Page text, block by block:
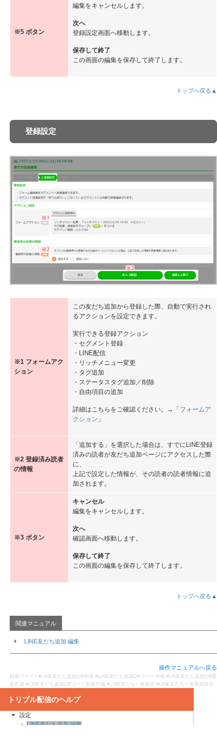
※5 ボタン
編集をキャンセルします。
次へ
登録設定画面へ移動します。
保存して終了
この画面の編集を保存して終了します。
トップへ戻る▲
登録設定
※1 フォームアク
ション
この友だち追加から登録した際、自動で実行され
るアクションを設定できます。
実行できる登録アクション
・セグメント登録
・LINE配信
・リッチメニュー変更
・タグ追加
・ステータスタグ追加／削除
・自由項目の追加
詳細はこちらをご確認ください。→「 フォームア
クション 」
※2 登録済み読者
の情報
「追加する」を選択した場合は、すでにLINE登録
済みの読者が友だち追加ページにアクセスした際
に、
上記で設定した情報が、その読者の読者情報に追
加されます。
※3 ボタン
キャンセル
編集をキャンセルします。
次へ
確認画面へ移動します。
保存して終了
この画面の編集を保存して終了します。
トップへ戻る▲
LINE友だち追加 編集
操作マニュアルへ戻る
検索ワード / #LINE友だち追加QR作成 #LINE友だち追加QRコード作成 #LINE友だち追加QR新
規作成 #LINE友だち追加QRコード新規作成 #LINE友だち一覧表示 #LINE友だち一覧画面表示
グループ作成 / 編集
編集 / 複製 / 削除
新規LINE友だち追加作成 / 一覧の見方
新規登録フォーム作成 / 一覧の見方
検索方法
一覧の見方/編集
配信対象から除外される仕組みについて
追加機能
LINEセミナー機能
セミナー 一覧
セミナー設定
自動通知
保存管理
タグ管理
自由項目
配信条件の作成手順
HTMLメールテンプレート
ページテンプレート
LINEアカウント登録済み友だちをエキスパに表示させる方法
顧客データベース設定
新規セグメント作成 / 一覧の見方
セグメント読者 増減ログ
絞り込み条件
配信 / アクション設定
ステップ配信（新規作成 / 一覧）
ステップの配信条件について
置換文字（取得情報 / 差込み文章 / 日付 ）
配信先絞り込み
フォームアクション
クリックアクション
配信アクション
LINE友だち追加
LINE友だち追加 詳細の見方
設定
LINE友だち追加 編集